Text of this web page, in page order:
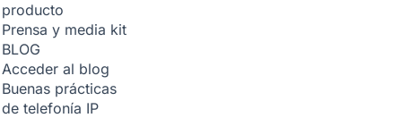
producto
Prensa y media kit
BLOG
Acceder al blog
Buenas prácticas
de telefonía IP